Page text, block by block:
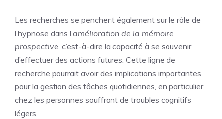
Les recherches se penchent également sur le rôle de
l’hypnose dans l’amélioration de la mémoire
prospective, c’est-à-dire la capacité à se souvenir
d’effectuer des actions futures. Cette ligne de
recherche pourrait avoir des implications importantes
pour la gestion des tâches quotidiennes, en particulier
chez les personnes souffrant de troubles cognitifs
légers.